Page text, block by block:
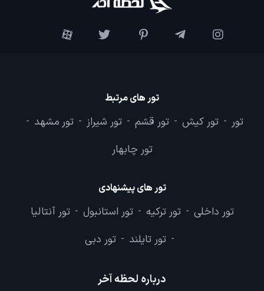
تور های مرتبط
تور - تور کیش - تور قشم - تور شیراز - تور مشهد -
تور چابهار
تور های پیشنهادی
تور داخلی - تور ترکیه - تور استانبول - تور آنتالیا
- تور تایلند - تور دبی
درباره لحظه آخر